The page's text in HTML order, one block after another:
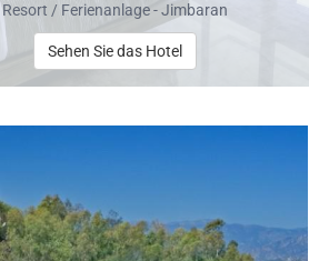
Resort / Ferienanlage - Jimbaran
Sehen Sie das Hotel